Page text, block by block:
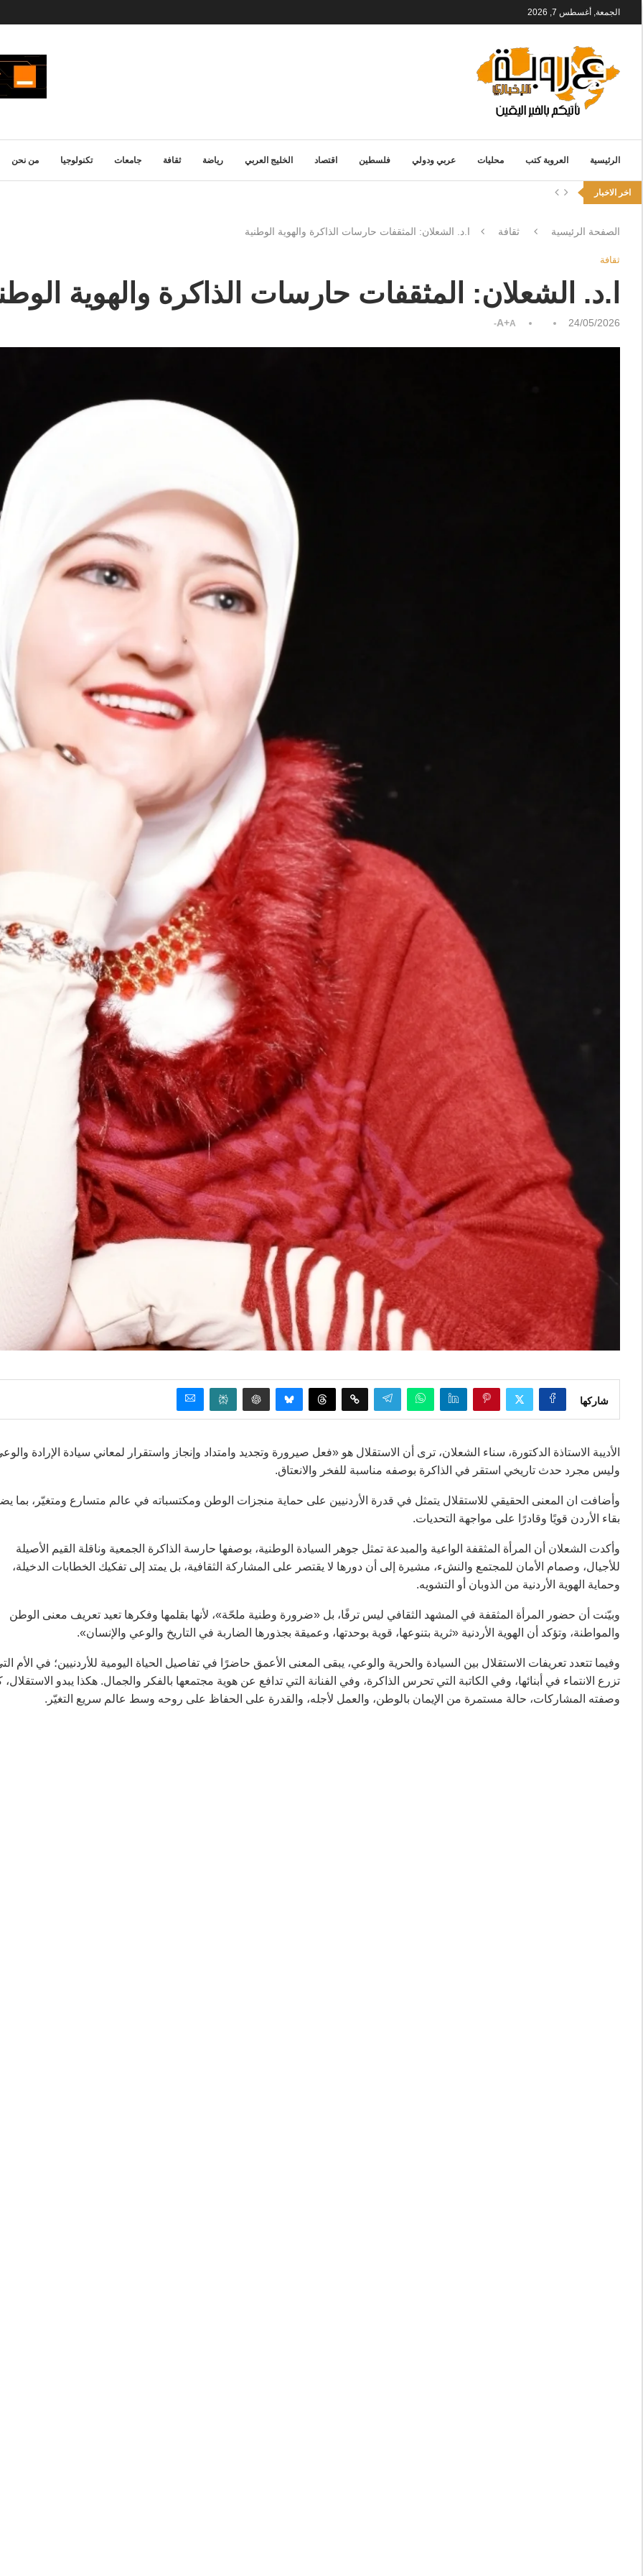
الجمعة, أغسطس 7, 2026
الرئيسية العروبة كتب محليات عربي ودولي فلسطين اقتصاد الخليج العربي رياضة ثقافة جامعات تكنولوجيا من نحن
اخر الاخبار
الصفحة الرئيسية ثقافة ا.د. الشعلان: المثقفات حارسات الذاكرة والهوية الوطنية
ثقافة
ا.د. الشعلان: المثقفات حارسات الذاكرة والهوية
24/05/2026
A+A-
شاركها
الأديبة الاستاذة الدكتورة، سناء الشعلان، ترى أن الاستقلال هو «فعل صيرورة وتجديد وامتداد وإنجاز واستقرار لمعاني سيادة الإرادة
وليس مجرد حدث تاريخي استقر في الذاكرة بوصفه مناسبة للفخر والانعتاق.
وأضافت ان المعنى الحقيقي للاستقلال يتمثل في قدرة الأردنيين على حماية منجزات الوطن ومكتسباته في عالم متسارع ومتغيّر، بما
بقاء الأردن قويًا وقادرًا على مواجهة التحديات.
وأكدت الشعلان أن المرأة المثقفة الواعية والمبدعة تمثل جوهر السيادة الوطنية، بوصفها حارسة الذاكرة الجمعية وناقلة القيم الأصيلة
للأجيال، وصمام الأمان للمجتمع والنشء، مشيرة إلى أن دورها لا يقتصر على المشاركة الثقافية، بل يمتد إلى تفكيك الخطابات الدخيلة،
وحماية الهوية الأردنية من الذوبان أو التشويه.
وبيّنت أن حضور المرأة المثقفة في المشهد الثقافي ليس ترفًا، بل «ضرورة وطنية ملحّة»، لأنها بقلمها وفكرها تعيد تعريف معنى الوطن
والمواطنة، وتؤكد أن الهوية الأردنية «ثرية بتنوعها، قوية بوحدتها، وعميقة بجذورها الضاربة في التاريخ والوعي والإنسان».
وفيما تتعدد تعريفات الاستقلال بين السيادة والحرية والوعي، يبقى المعنى الأعمق حاضرًا في تفاصيل الحياة اليومية للأردنيين؛ في الأم
تزرع الانتماء في أبنائها، وفي الكاتبة التي تحرس الذاكرة، وفي الفنانة التي تدافع عن هوية مجتمعها بالفكر والجمال. هكذا يبدو الاستقلال،
وصفته المشاركات، حالة مستمرة من الإيمان بالوطن، والعمل لأجله، والقدرة على الحفاظ على روحه وسط عالم سريع التغيّر.